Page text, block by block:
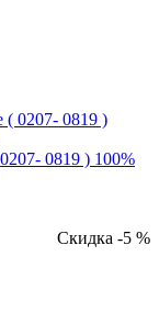
0819 ) 100%
Скидка -5 %